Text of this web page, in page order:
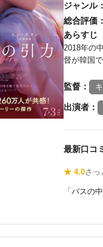
ジャンル
総合評価
あらすじ
2018年の
督が韓国
監督：
出演者：
最新口コ
★ 4.0さっ
「バスの